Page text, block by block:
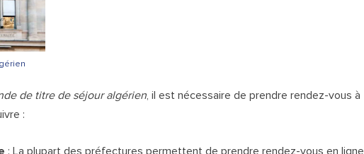
de titre de séjour algérien, il est nécessaire de prendre rendez-vous à
: